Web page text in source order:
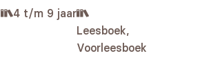
4 t/m 9 jaar
Leesboek,
Voorleesboek